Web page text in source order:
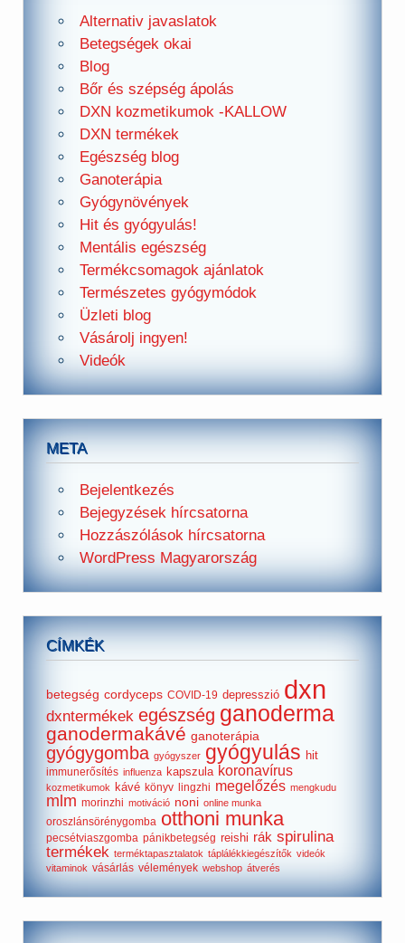
Alternativ javaslatok
Betegségek okai
Blog
Bőr és szépség ápolás
DXN kozmetikumok -KALLOW
DXN termékek
Egészség blog
Ganoterápia
Gyógynövények
Hit és gyógyulás!
Mentális egészség
Termékcsomagok ajánlatok
Természetes gyógymódok
Üzleti blog
Vásárolj ingyen!
Videók
META
Bejelentkezés
Bejegyzések hírcsatorna
Hozzászólások hírcsatorna
WordPress Magyarország
CÍMKÉK
betegség cordyceps COVID-19 depresszió dxn
dxntermékek egészség ganoderma
ganodermakávé ganoterápia
gyógygomba gyógyszer gyógyulás hit
immunerősítés influenza kapszula koronavírus
kozmetikumok kávé könyv lingzhi megelőzés mengkudu
mlm morinzhi motiváció noni online munka
oroszlánsörénygomba otthoni munka
pecsétviaszgomba pánikbetegség reishi rák spirulina
termékek terméktapasztalatok táplálékkiegészítők videók
vitaminok vásárlás vélemények webshop átverés